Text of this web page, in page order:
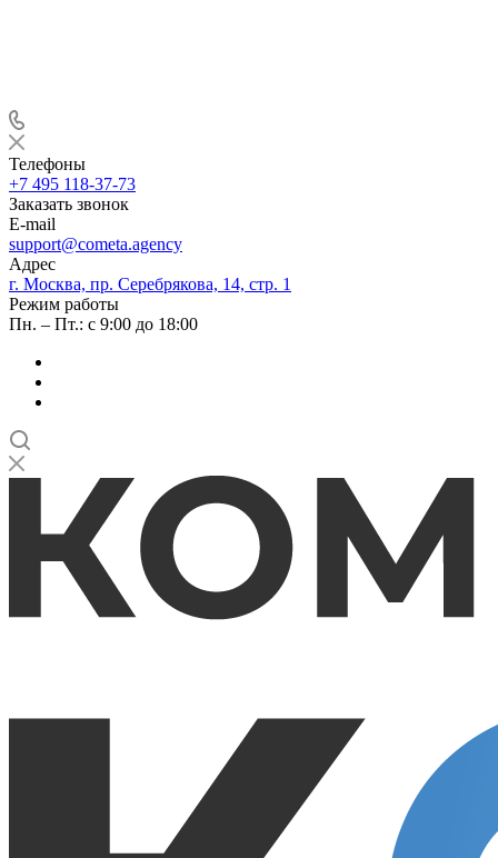
Телефоны
+7 495 118-37-73
Заказать звонок
E-mail
support@cometa.agency
Адрес
г. Москва, пр. Серебрякова, 14, стр. 1
Режим работы
Пн. – Пт.: с 9:00 до 18:00